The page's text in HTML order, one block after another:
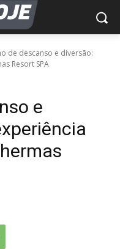
de descanso e diversão:
Resort SPA
e